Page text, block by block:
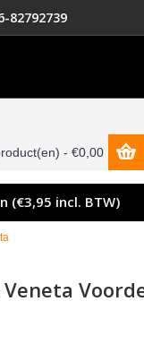
82792739
- €0,00
(€3,95 incl. BTW)